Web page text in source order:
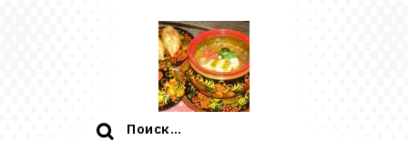
Поиск: